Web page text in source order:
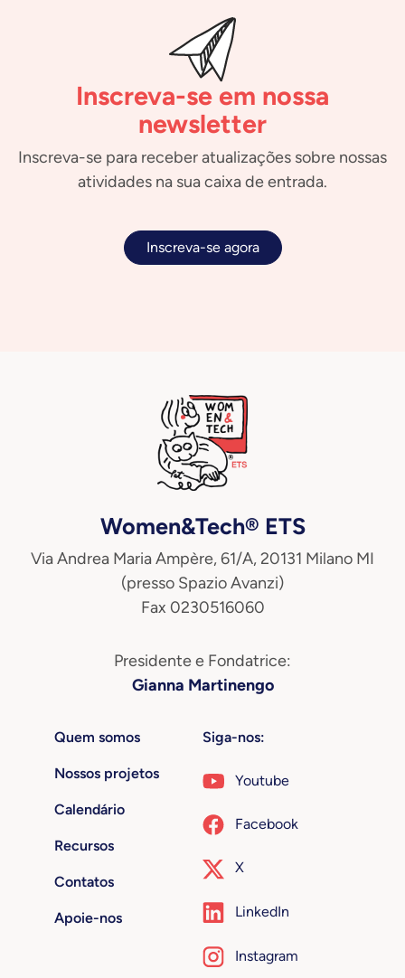
Inscreva-se em nossa
newsletter
Inscreva-se para receber atualizações sobre nossas
atividades na sua caixa de entrada.
Inscreva-se agora
Women&Tech® ETS
Via Andrea Maria Ampère, 61/A, 20131 Milano MI
(presso Spazio Avanzi)
Fax 0230516060
Presidente e Fondatrice:
Gianna Martinengo
Quem somos
Nossos projetos
Calendário
Recursos
Contatos
Apoie-nos
Siga-nos:
Youtube
Facebook
X
LinkedIn
Instagram